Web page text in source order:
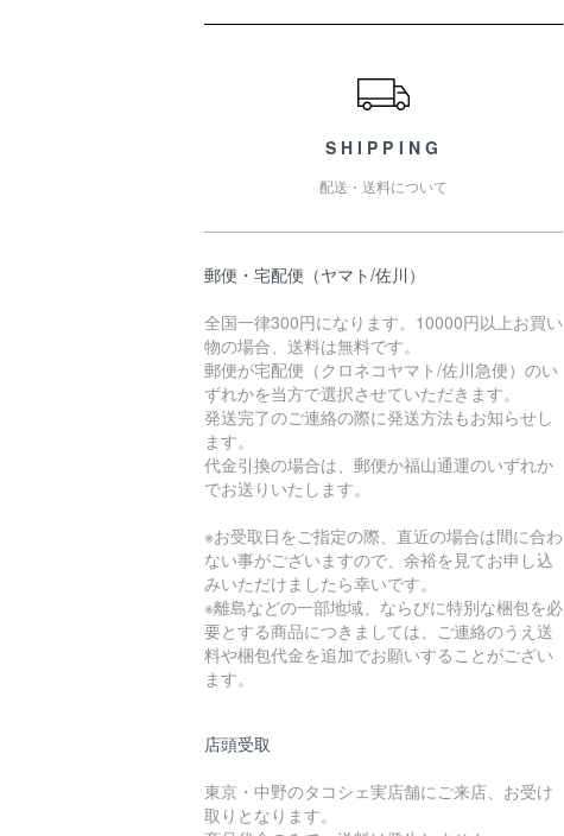
SHIPPING
配送・送料について
郵便・宅配便（ヤマト/佐川）
全国一律300円になります。10000円以上お買い
物の場合、送料は無料です。
郵便が宅配便（クロネコヤマト/佐川急便）のい
ずれかを当方で選択させていただきます。
発送完了のご連絡の際に発送方法もお知らせし
ます。
代金引換の場合は、郵便か福山通運のいずれか
でお送りいたします。
※お受取日をご指定の際、直近の場合は間に合わ
ない事がございますので、余裕を見てお申し込
みいただけましたら幸いです。
※離島などの一部地域、ならびに特別な梱包を必
要とする商品につきましては、ご連絡のうえ送
料や梱包代金を追加でお願いすることがござい
ます。
店頭受取
東京・中野のタコシェ実店舗にご来店、お受け
取りとなります。